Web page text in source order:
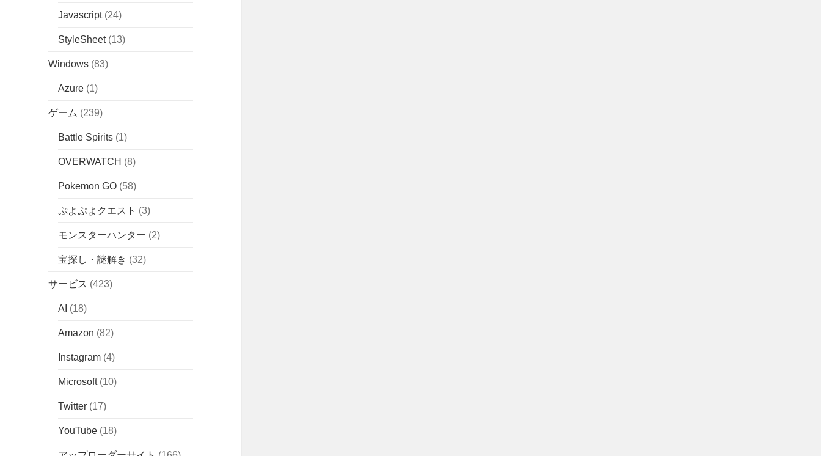
Javascript(24)
StyleSheet(13)
Windows (83)
Azure (1)
ゲーム (239)
Battle Spirits (1)
OVERWATCH (8)
Pokemon GO (58)
ぷよぷよクエスト (3)
モンスターハンター (2)
宝探し・謎解き (32)
サービス (423)
AI (18)
Amazon (82)
Instagram (4)
Microsoft(10)
Twitter (17)
YouTube (18)